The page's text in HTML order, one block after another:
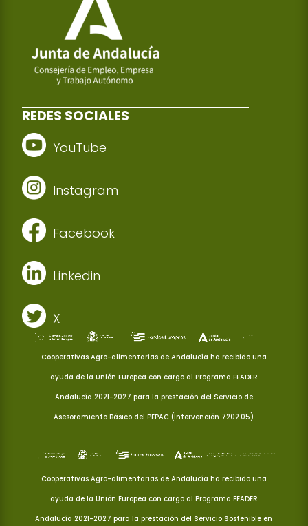
REDES SOCIALES
YouTube
Instagram
Facebook
Linkedin
X
Cooperativas Agro-alimentarias de Andalucía ha recibido una
ayuda de la Unión Europea con cargo al Programa FEADER
Andalucía 2021-2027 para la prestación del Servicio de
Asesoramiento Básico del PEPAC (Intervención 7202.05)
Cooperativas Agro-alimentarias de Andalucía ha recibido una
ayuda de la Unión Europea con cargo al Programa FEADER
Andalucía 2021-2027 para la prestación del Servicio Sostenible en